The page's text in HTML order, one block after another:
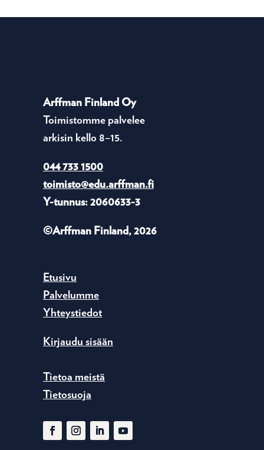
Arffman Finland Oy
Toimistomme palvelee
arkisin kello 8–15.
044 733 1500
toimisto@edu.arffman.fi
Y-tunnus: 2060633-3
©Arffman Finland, 2026
Etusivu
Palvelumme
Yhteystiedot
Kirjaudu sisään
Tietoa meistä
Tietosuoja